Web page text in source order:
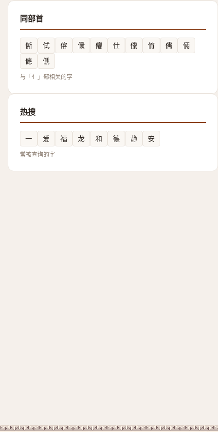
同部首
㒋 侙 傛 儾 㒨 仕 儠 俼 儒
倆
㒣
傂
与「亻」部相关的字
热搜
一 爱 福 龙 和 德 静 安
常被查询的字